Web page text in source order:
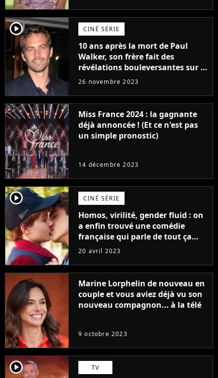
player2 CINÉ SÉRIE
10 ans après la mort de Paul
Walker, son frère fait des
révélations bouleversantes sur la
réaction des acteurs de Fast and
26 novembre 2023
Miss France 2024 : la gagnante
déjà annoncée ! (Et ce n'est pas
un simple pronostic)
14 décembre 2023
player2 CINÉ SÉRIE
Homos, virilité, gender fluid : on
a enfin trouvé une comédie
française qui parle de tout ça
sans être super ringarde
20 avril 2023
Marine Lorphelin de nouveau en
couple et vous aviez déjà vu son
nouveau compagnon... à la télé
9 octobre 2023
player2 TV